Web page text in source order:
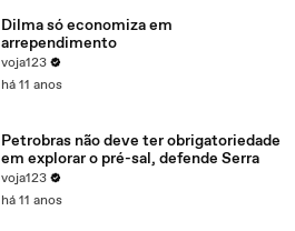
Dilma só economiza em
arrependimento
voja123
há 11 anos
Petrobras não deve ter obrigatoriedade
em explorar o pré-sal, defende Serra
voja123
há 11 anos